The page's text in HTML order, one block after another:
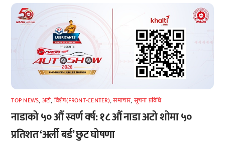
TOP NEWS, अटाे, विशेष(FRONT-CENTER),समाचार, सूचना प्रविधि
नाडाको ५० औँ स्वर्ण वर्ष: १८ औँ नाडा अटो शोमा ५०
प्रतिशत ‘अर्ली बर्ड’ छुट घोषणा